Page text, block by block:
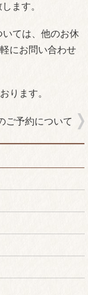
ます。
ては、他のお休
にお問い合わせ
ります。
ご予約について